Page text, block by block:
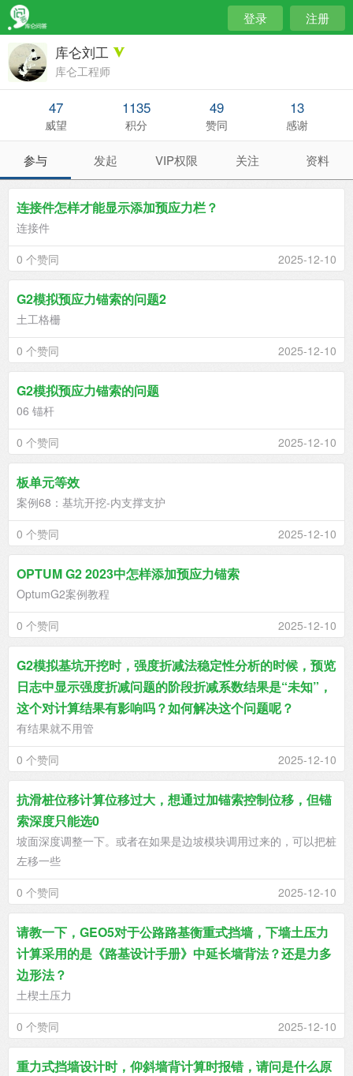
登录 注册
库仑刘工
库仑工程师
47
威望
1135
积分
49
赞同
13
感谢
参与 发起 VIP权限 关注 资料
连接件怎样才能显示添加预应力栏？
连接件
0 个赞同
2025-12-10
G2模拟预应力锚索的问题2
土工格栅
0 个赞同
2025-12-10
G2模拟预应力锚索的问题
06 锚杆
0 个赞同
2025-12-10
板单元等效
案例68：基坑开挖-内支撑支护
0 个赞同
2025-12-10
OPTUM G2 2023中怎样添加预应力锚索
OptumG2案例教程
0 个赞同
2025-12-10
G2模拟基坑开挖时，强度折减法稳定性分析的时候，预览
日志中显示强度折减问题的阶段折减系数结果是“未知”，
这个对计算结果有影响吗？如何解决这个问题呢？
有结果就不用管
0 个赞同
2025-12-10
抗滑桩位移计算位移过大，想通过加锚索控制位移，但锚
索深度只能选0
坡面深度调整一下。或者在如果是边坡模块调用过来的，可以把桩
左移一些
0 个赞同
2025-12-10
请教一下，GEO5对于公路路基衡重式挡墙，下墙土压力
计算采用的是《路基设计手册》中延长墙背法？还是力多
边形法？
土楔土压力
0 个赞同
2025-12-10
重力式挡墙设计时，仰斜墙背计算时报错，请问是什么原